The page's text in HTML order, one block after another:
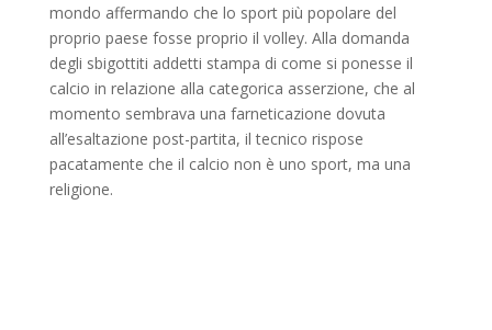
mondo affermando che lo sport più popolare del
proprio paese fosse proprio il volley. Alla domanda
degli sbigottiti addetti stampa di come si ponesse il
calcio in relazione alla categorica asserzione, che al
momento sembrava una farneticazione dovuta
all’esaltazione post-partita, il tecnico rispose
pacatamente che il calcio non è uno sport, ma una
religione.